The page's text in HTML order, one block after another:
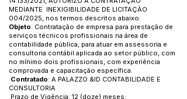
MEDIANTE INEXIGIBILIDADE DE LICITAÇÃO
004/2025, nos termos descritos abaixo:
Objeto: Contratação de empresa para prestação de
serviços técnicos profissionais na área de
contabilidade pública, para atuar em assessoria e
consultoria contábil aplicada ao setor público, com
no mínimo dois profissionais, com experiência
comprovada e capacitação específica.
Contratado: A PALAZZO &ID CONTABILIDADE E
CONSULTORIA
Prazo de Vigência: 12 (doze) meses;